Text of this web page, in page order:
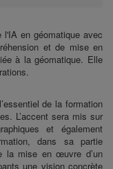
l'IA en géomatique avec
et de mise en
à la géomatique. Elle
de la formation
L’accent sera mis sur
et également
dans sa partie
la mise en œuvre d’un
une vision concrète